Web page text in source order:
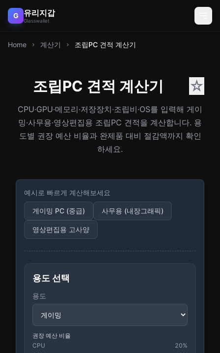
G 유리지갑
Glasswallet
Home 계산기 조립PC 견적 계산기
조립PC 견적 계산기 ☆
CPU·GPU·메모리·저장장치·조립비·OS를 입력해 게이
밍·사무용·영상편집용 조립PC 견적을 계산합니다. 용
도별 권장 예산 비율과 완제품 대비 절감액까지 확인
하세요.
예시로 빠르게 계산해보세요
게이밍 PC (중급) 사무용 (내장그래픽)
영상편집용 고사양
용도 선택
용도
권장 예산 비율
CPU
20%